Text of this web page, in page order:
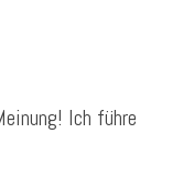
Ich führe